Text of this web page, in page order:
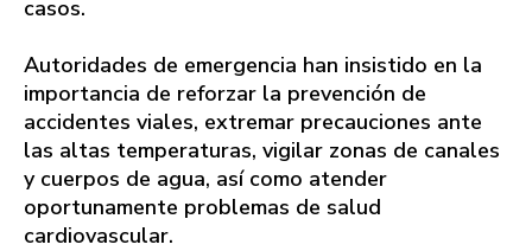
casos.
Autoridades de emergencia han insistido en la
importancia de reforzar la prevención de
accidentes viales, extremar precauciones ante
las altas temperaturas, vigilar zonas de canales
y cuerpos de agua, así como atender
oportunamente problemas de salud
cardiovascular.